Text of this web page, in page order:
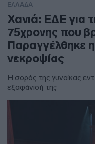
ΕΛΛΑΔΑ
Χανιά: ΕΔΕ για
75χρονης που
Παραγγέλθηκε η
νεκροψίας
Η σορός της γυναίκας
εξαφάνισή της